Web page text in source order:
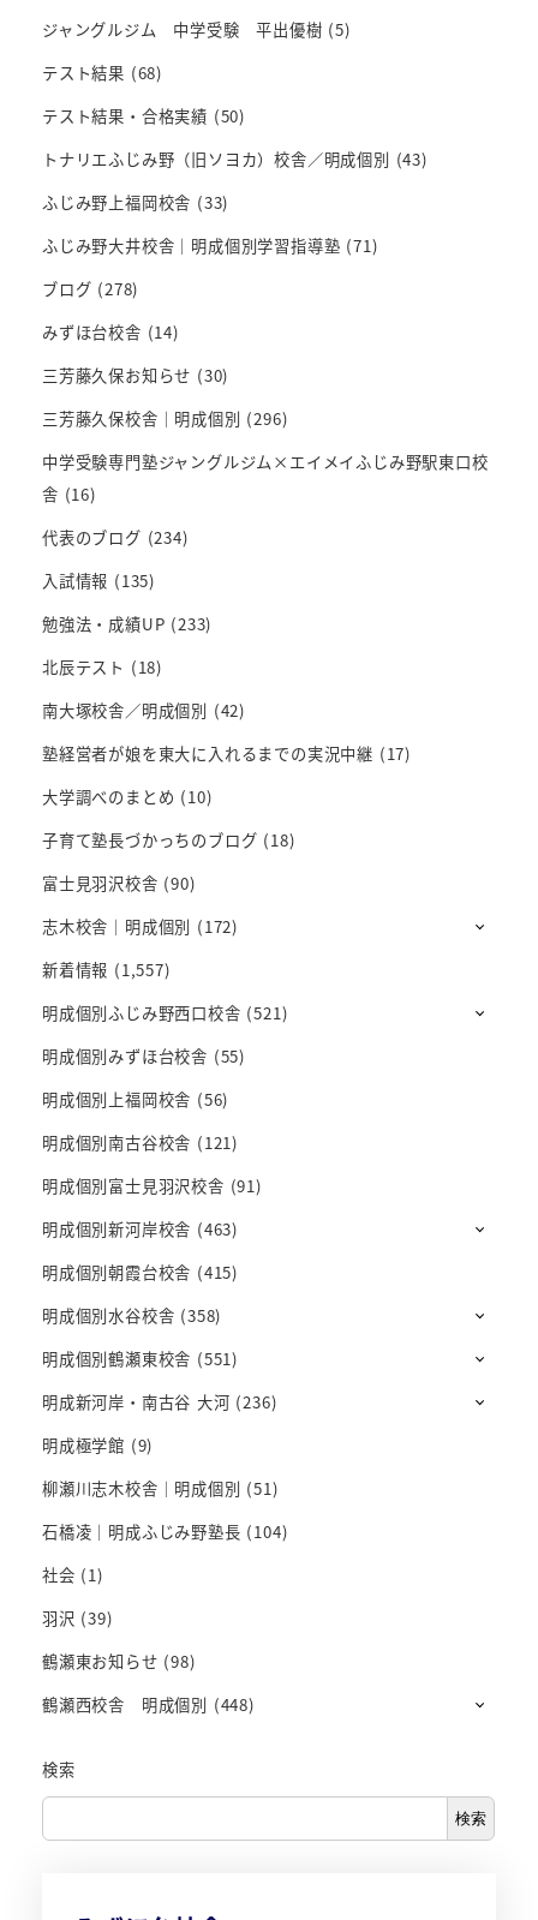
ジャングルジム 中学受験 平出優樹 (5)
テスト結果 (68)
テスト結果・合格実績 (50)
トナリエふじみ野（旧ソヨカ）校舎／明成個別 (43)
ふじみ野上福岡校舎 (33)
ふじみ野大井校舎｜明成個別学習指導塾 (71)
ブログ (278)
みずほ台校舎 (14)
三芳藤久保お知らせ (30)
三芳藤久保校舎｜明成個別 (296)
中学受験専門塾ジャングルジム×エイメイふじみ野駅東口校
舎 (16)
代表のブログ (234)
入試情報 (135)
勉強法・成績UP (233)
北辰テスト (18)
南大塚校舎／明成個別 (42)
塾経営者が娘を東大に入れるまでの実況中継 (17)
大学調べのまとめ (10)
子育て塾長づかっちのブログ (18)
富士見羽沢校舎 (90)
志木校舎｜明成個別 (172)
新着情報 (1,557)
明成個別ふじみ野西口校舎 (521)
明成個別みずほ台校舎 (55)
明成個別上福岡校舎 (56)
明成個別南古谷校舎 (121)
明成個別富士見羽沢校舎 (91)
明成個別新河岸校舎 (463)
明成個別朝霞台校舎 (415)
明成個別水谷校舎 (358)
明成個別鶴瀬東校舎 (551)
明成新河岸・南古谷 大河 (236)
明成極学館 (9)
柳瀬川志木校舎｜明成個別 (51)
石橋凌｜明成ふじみ野塾長 (104)
社会 (1)
羽沢 (39)
鶴瀬東お知らせ (98)
鶴瀬西校舎 明成個別 (448)
検索
検索